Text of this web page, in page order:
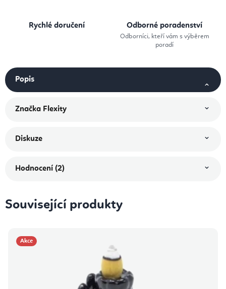
Rychlé doručení Odborné poradenství
Odborníci, kteří vám s výběrem
poradí
Popis
Značka Flexity
Diskuze
Hodnocení (2)
Související produkty
Akce